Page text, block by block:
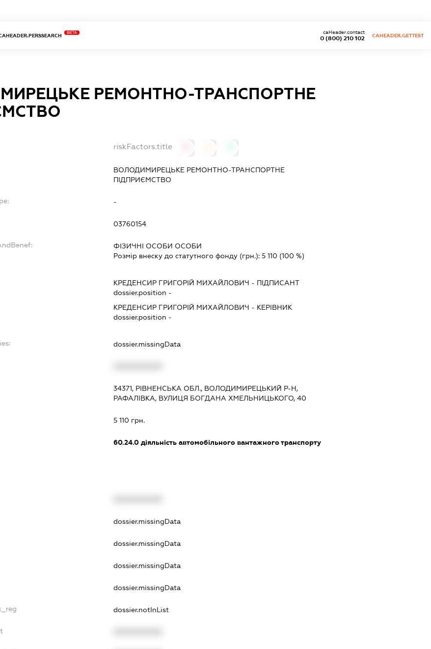
BETA
0 (800) 210 102
caHeader.contact
CAHEADER.GETTEST
РЕМОНТНО-ТРАНСПОРТНЕ
riskFactors.title
ВОЛОДИМИРЕЦЬКЕ РЕМОНТНО-ТРАНСПОРТНЕ
ПІДПРИЄМСТВО
-
03760154
ФІЗИЧНІ ОСОБИ ОСОБИ
Розмір внеску до статутного фонду (грн.):5 110 (100 %)
КРЕДЕНСИР ГРИГОРІЙ МИХАЙЛОВИЧ - ПІДПИСАНТ
dossier.position -
КРЕДЕНСИР ГРИГОРІЙ МИХАЙЛОВИЧ - КЕРІВНИК
dossier.position -
dossier.missingData
34371, РІВНЕНСЬКА ОБЛ., ВОЛОДИМИРЕЦЬКИЙ Р-Н,
РАФАЛІВКА, ВУЛИЦЯ БОГДАНА ХМЕЛЬНИЦЬКОГО, 40
5 110 грн.
60.24.0 діяльність автомобільного вантажного транспорту
dossier.missingData
dossier.missingData
dossier.missingData
dossier.missingData
dossier.notInList